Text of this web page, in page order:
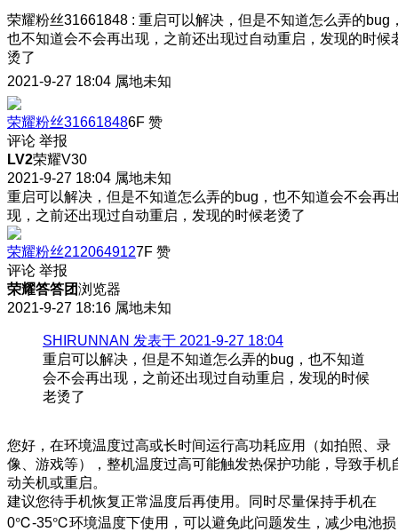
荣耀粉丝31661848 : 重启可以解决，但是不知道怎么弄的bug
也不知道会不会再出现 ，之前还出现过自动重启，发现的时候
烫了
2021-9-27 18:04 属地未知
荣耀粉丝316618486F 赞
评论 举报
LV2荣耀V30
2021-9-27 18:04 属地未知
重启可以解决，但是不知道怎么弄的bug，也不知道会不会再
现 ，之前还出现过自动重启，发现的时候老烫了
荣耀粉丝2120649127F 赞
评论 举报
荣耀答答团浏览器
2021-9-27 18:16 属地未知
SHIRUNNAN 发表于 2021-9-27 18:04
重启可以解决，但是不知道怎么弄的bug，也不知道
会不会再出现，之前还出现过自动重启，发现的时候
老烫了
您好，在环境温度过高或长时间运行高功耗应用（如拍照、录
像、游戏等），整机温度过高可能触发热保护功能，导致手机
动关机或重启。
建议您待手机恢复正常温度后再使用。同时尽量保持手机在
0℃-35℃环境温度下使用，可以避免此问题发生，减少电池损